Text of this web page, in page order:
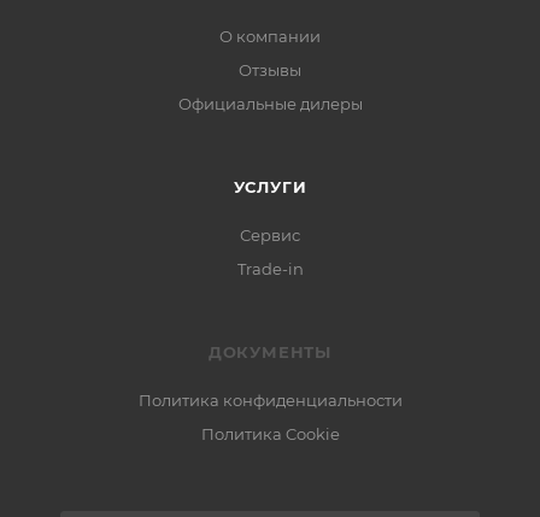
О компании
Отзывы
Официальные дилеры
УСЛУГИ
Сервис
Trade-in
ДОКУМЕНТЫ
Политика конфиденциальности
Политика Cookie